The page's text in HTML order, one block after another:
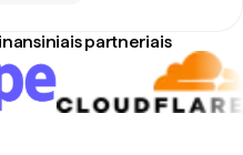
partneriais